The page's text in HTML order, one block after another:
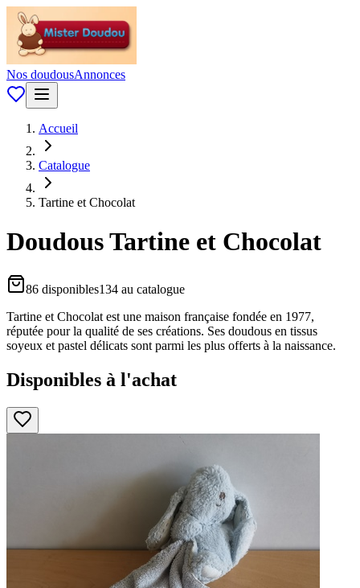
Nos doudousAnnonces
Accueil
Catalogue
Tartine et Chocolat
DoudousTartine et Chocolat
86 disponibles134 au catalogue
Tartine et Chocolat est une maison française fondée en 1977,
réputée pour la qualité de ses créations. Ses doudous en tissus
soyeux et pastel délicats sont parmi les plus offerts à la naissance.
Disponibles à l'achat